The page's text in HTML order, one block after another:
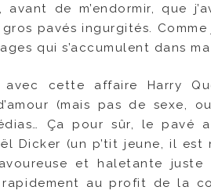
de m’endormir, que
pavés ingurgités. Comme
qui s’accumulent dans
cette affaire Harry
(mais pas de sexe,
Ça pour sûr, le pavé
Dicker (un p’tit jeune, il est
et haletante
au profit de la